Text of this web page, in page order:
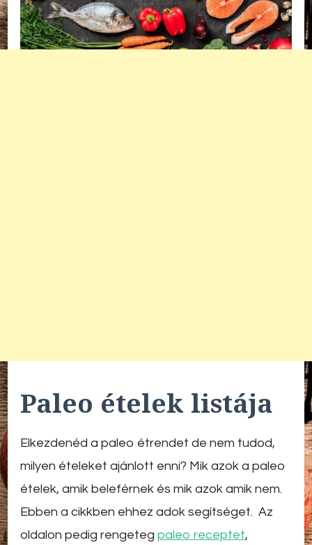
Paleo ételek listája
Elkezdenéd a paleo étrendet de nem tudod,
milyen ételeket ajánlott enni? Mik azok a paleo
ételek, amik beleférnek és mik azok amik nem.
Ebben a cikkben ehhez adok segítséget. Az
oldalon pedig rengeteg paleo receptet,